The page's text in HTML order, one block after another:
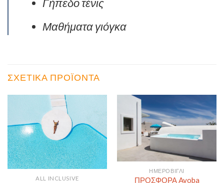
Γήπεδο τένις
Μαθήματα γιόγκα
ΣΧΕΤΙΚΆ ΠΡΟΪΌΝΤΑ
ALL INCLUSIVE
ΗΜΕΡΟΒΊΓΛΙ
ΠΡΟΣΦΟΡΑ Ayoba